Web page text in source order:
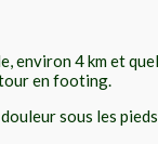
environ 4 km et
en footing.
sous les